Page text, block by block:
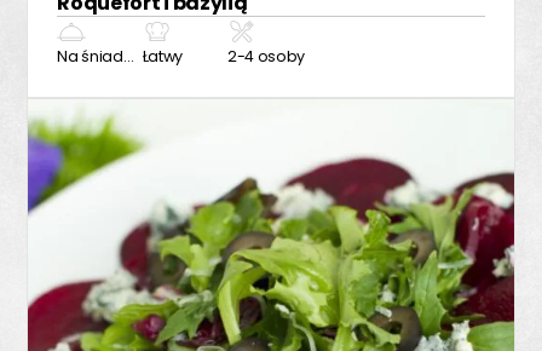
Na śniadanie Łatwy 2-4 osoby